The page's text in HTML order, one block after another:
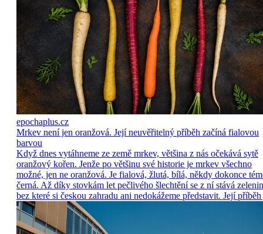
epochaplus.cz
Mrkev není jen oranžová. Její neuvěřitelný příběh začíná fialovou
barvou
Když dnes vytáhneme ze země mrkev, většina z nás očekává sytě
oranžový kořen. Jenže po většinu své historie je mrkev všechno
možné, jen ne oranžová. Je fialová, žlutá, bílá, někdy dokonce
černá. Až díky stovkám let pečlivého šlechtění se z ní stává
bez které si českou zahradu ani nedokážeme představit. Její příběh